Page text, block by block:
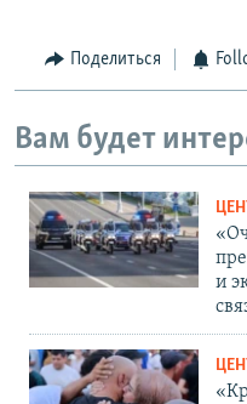
Поделиться
Вам будет
и